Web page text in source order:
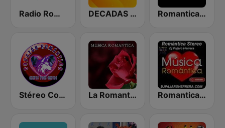
Radio Románticas DECADAS Solo Baladas Romantica HD
Stéreo Corazón Romántico La Romantica FM Romantica Stereo con Dj Pajaro Herrera